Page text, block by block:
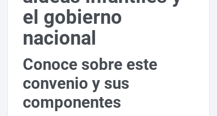
el gobierno
nacional
Conoce sobre este
convenio y sus
componentes